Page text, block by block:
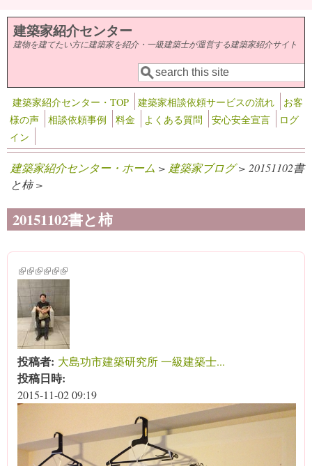
メインコンテンツに移動
建築家紹介センター
建物を建てたい方に建築家を紹介・一級建築士が運営する建築家紹介サイト
検索フォーム
検索
建築家紹介センター・TOP 建築家相談依頼サービスの流れ
お客
様の声
相談依頼事例 料金 よくある質問 安心安全宣言
ログ
イン
建築家紹介センター・ホーム > 建築家ブログ> 20151102書
と柿 >
20151102書と柿
(link is external)
(link is external)
(link is external)
(link is external)
(link is external)
(link is external)
投稿者: 大島功市建築研究所 一級建築士...
投稿日時:
2015-11-02 09:19